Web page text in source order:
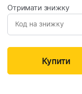
Отримати знижку